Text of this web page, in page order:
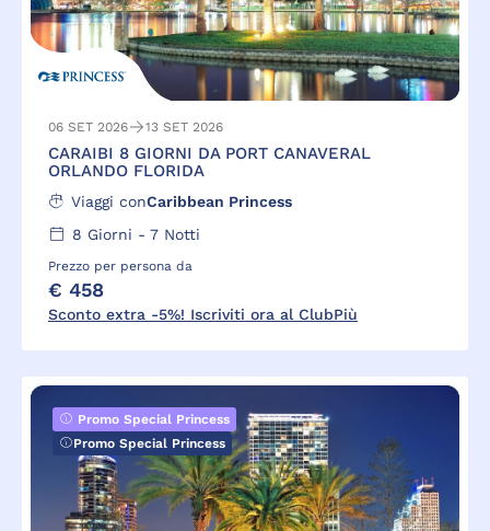
06 SET 2026 13 SET 2026
CARAIBI 8 GIORNI DA PORT CANAVERAL
ORLANDO FLORIDA
Viaggi conCaribbean Princess
8 Giorni - 7Notti
Prezzo per persona da
€ 458
Sconto extra -5%! Iscriviti ora al ClubPiù
Promo Special Princess
Promo Special Princess